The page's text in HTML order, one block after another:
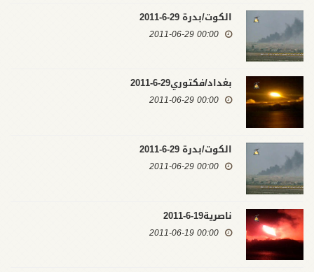
الكوت/بدرة 29-6-2011
00:00 2011-06-29
بغداد/فكتوري29-6-2011
00:00 2011-06-29
الكوت/بدرة 29-6-2011
00:00 2011-06-29
ناصرية19-6-2011
00:00 2011-06-19